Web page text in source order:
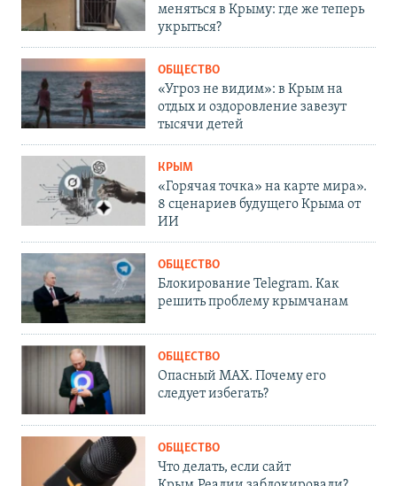
меняться в Крыму: где же теперь
укрыться?
ОБЩЕСТВО
«Угроз не видим»: в Крым на
отдых и оздоровление завезут
тысячи детей
КРЫМ
«Горячая точка» на карте мира».
8 сценариев будущего Крыма от
ИИ
ОБЩЕСТВО
Блокирование Telegram. Как
решить проблему крымчанам
ОБЩЕСТВО
Опасный MAX. Почему его
следует избегать?
ОБЩЕСТВО
Что делать, если сайт